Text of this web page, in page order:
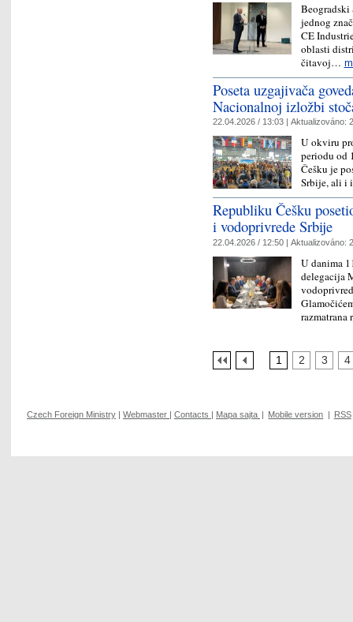
Beogradski
jednog
CE
oblasti
čitavoj…
Poseta uzgajivača
Nacionalnoj izložbi
22.04.2026 / 13:03 | Aktualizováno:
U okviru
periodu od
Češku je
Srbije, ali i
Republiku Češku
i vodoprivrede Srbije
22.04.2026 / 12:50 | Aktualizováno:
U danima
delegacija
1 2 3 4
Czech Foreign Ministry Webmaster Contacts Mapa sajta Mobile version RSS